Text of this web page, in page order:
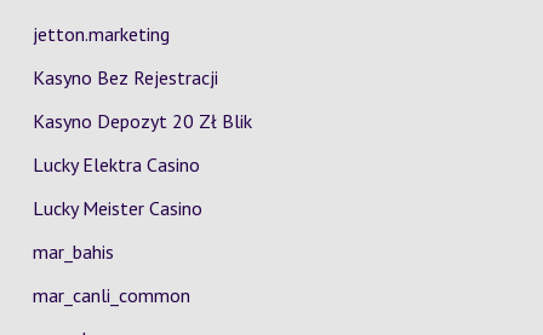
jetton.marketing
Kasyno Bez Rejestracji
Kasyno Depozyt 20 Zł Blik
Lucky Elektra Casino
Lucky Meister Casino
mar_bahis
mar_canli_common